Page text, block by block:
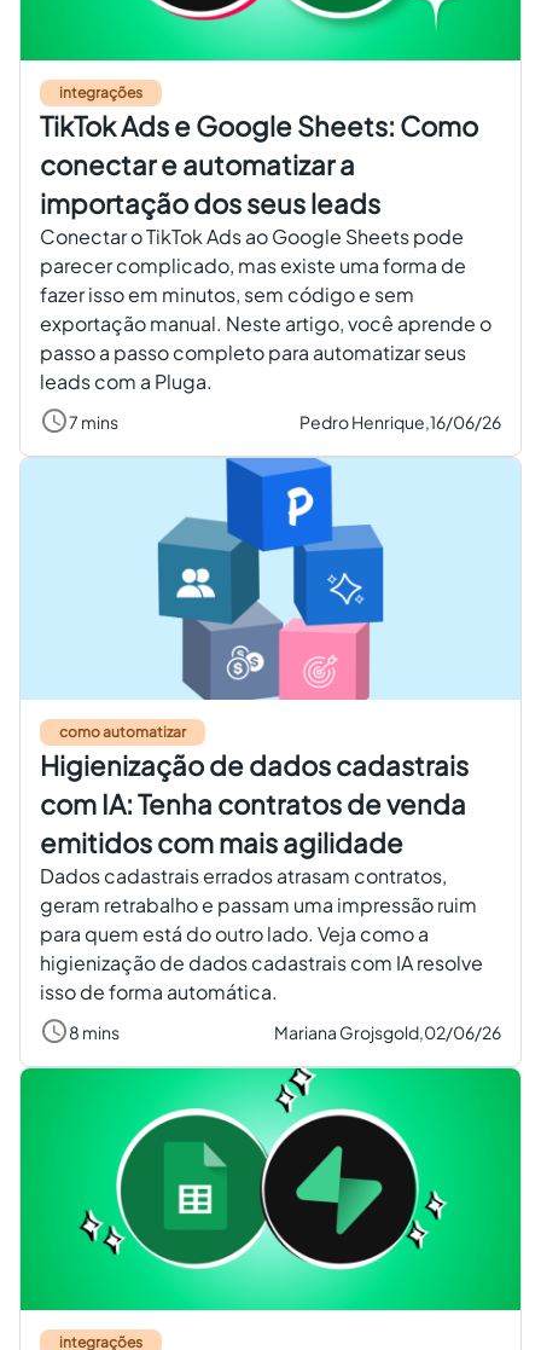
integrações
TikTok Ads e Google Sheets: Como
conectar e automatizar a
importação dos seus leads
Conectar o TikTok Ads ao Google Sheets pode
parecer complicado, mas existe uma forma de
fazer isso em minutos, sem código e sem
exportação manual. Neste artigo, você aprende o
passo a passo completo para automatizar seus
leads com a Pluga.
7 mins Pedro Henrique,16/06/26
como automatizar
Higienização de dados cadastrais
com IA: Tenha contratos de venda
emitidos com mais agilidade
Dados cadastrais errados atrasam contratos,
geram retrabalho e passam uma impressão ruim
para quem está do outro lado. Veja como a
higienização de dados cadastrais com IA resolve
isso de forma automática.
8 mins Mariana Grojsgold,02/06/26
integrações